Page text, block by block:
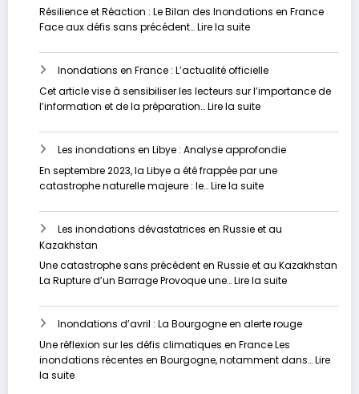
Sûr
:
Innovantes
pour
les
Inondations
Résilience et Réaction : Le Bilan des Inondations en France
Face aux défis sans précédent…Lire la suite:
et
Réaction
:
Les
inondations
en
Inondations en France : L’actualité officielle
Cet article vise à sensibiliser les lecteurs sur l’importance de
l’information et de la préparation…Lire la suite:
en
France
:
L’actualité
Les inondations en Libye : Analyse approfondie
En septembre 2023, la Libye a été frappée par une
catastrophe naturelle majeure : le…Lire la suite:
inondations
en
:
Analyse
Les inondations dévastatrices en Russie et au
Kazakhstan
Une catastrophe sans précédent en Russie et au Kazakhstan
La Rupture d’un Barrage Provoque une…Lire la suite:
inondations
dévastatrices
en
Russie
Inondations d’avril : La Bourgogne en alerte rouge
Une réflexion sur les défis climatiques en France Les
inondations récentes en Bourgogne, notamment dans…Lire
la suite: